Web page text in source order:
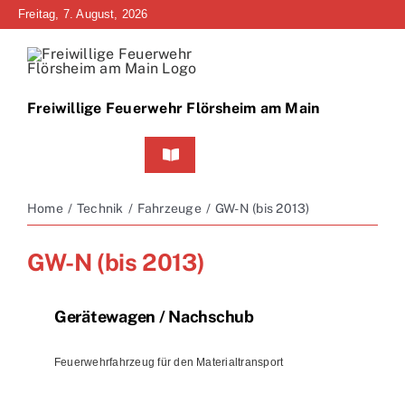
Zum
springen
Freitag, 7. August, 2026
Freiwillige Feuerwehr Flörsheim am Main
Toggle
Home Technik Fahrzeuge GW-N (bis 2013)
GW-N (bis 2013)
Gerätewagen / Nachschub
Feuerwehrfahrzeug für den Materialtransport